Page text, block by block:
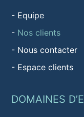
- Equipe
- Nos clients
- Nous contacter
- Espace clients
DOMAINES